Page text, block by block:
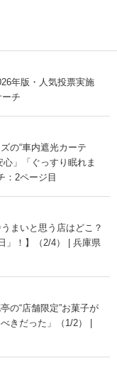
年版・人気投票実施
チ
の“車内遮光カーテ
」「ぐっすり眠れま
：2ページ目
まいと思う店はどこ？
」！】（2/4） | 兵庫県
の“店舗限定”お菓子が
きだった」（1/2） |